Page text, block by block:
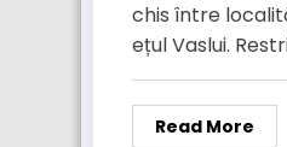
chis între
ețul Vaslui.
Read More